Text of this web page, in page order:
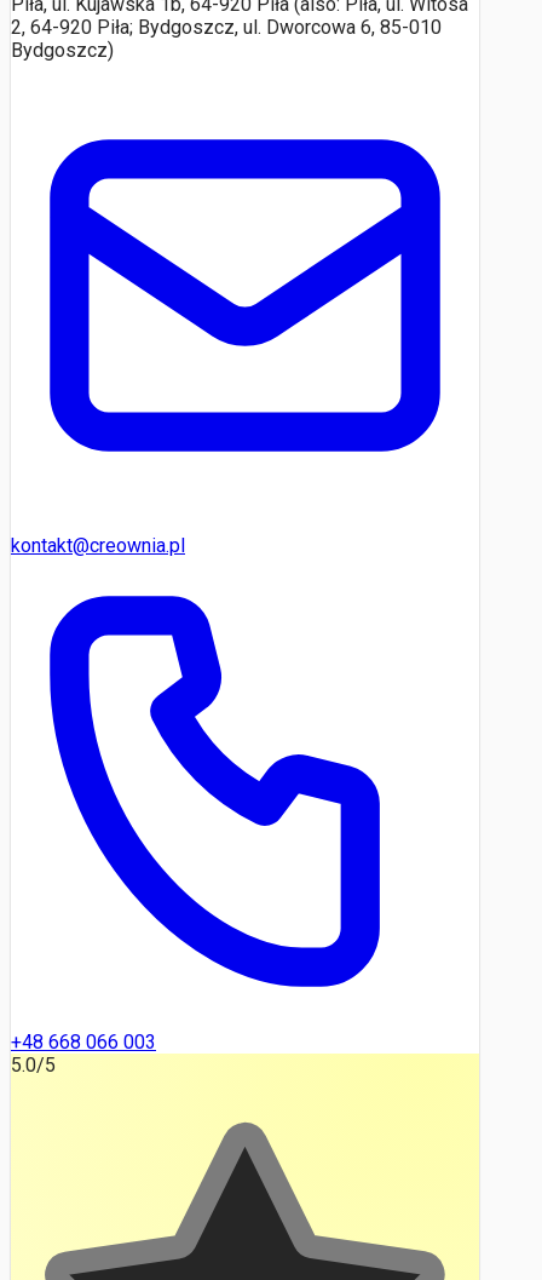
2, 64-920 Piła; Bydgoszcz, ul. Dworcowa 6, 85-010
Bydgoszcz)
kontakt@creownia.pl
+48 668 066 003
5.0/5